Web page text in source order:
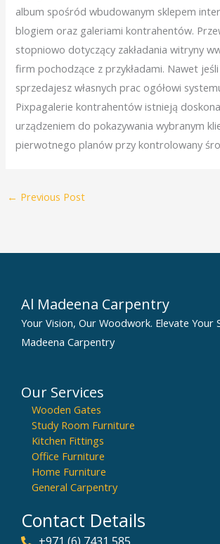
album spośród wbudowanym sklepem
blogiem oraz galeriami kontrahentów.
stopniowo dotyczący zakładania witryny
firm pochodzące z przykładami. Nawet
sprzedajesz własnych prac ogółowi
Pixpagalerie kontrahentów istnieją
urządzeniem do pokazywania wybranym
pierwotnego planów przy kontrolowany
← Previous Post
Al Madeena Carpentry
Your Vision, Our Woodwork. Elevate Your
Madeena Carpentry
Our Services
Wooden Gates
Study Room Furniture
Kitchen Fittings
Office Furniture
Home Furniture
General Carpentry
Contact Details